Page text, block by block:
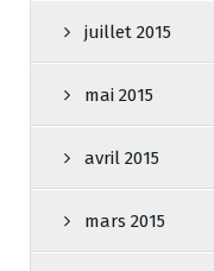
juillet 2015
mai 2015
avril 2015
mars 2015